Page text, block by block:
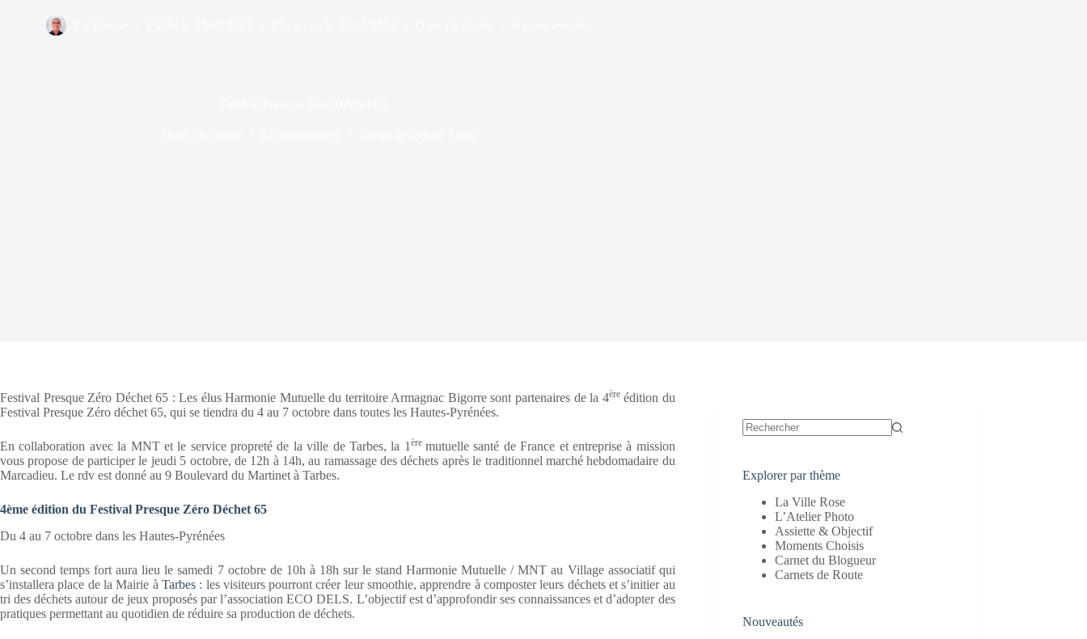
Festival Presque Zéro Déchet 65 : Les élus Harmonie Mutuelle du territoire Armagnac Bigorre sont partenaires de la 4èreédition du
Festival Presque Zéro déchet 65, qui se tiendra du 4 au 7 octobre dans toutes les Hautes-Pyrénées.
En collaboration avec la MNT et le service propreté de la ville de Tarbes, la 1 èremutuelle santé de France et entreprise à mission
vous propose de participer le jeudi 5 octobre, de 12h à 14h, au ramassage des déchets après le traditionnel marché hebdomadaire du
Marcadieu. Le rdv est donné au 9 Boulevard du Martinet à Tarbes.
4ème édition du Festival Presque Zéro Déchet 65
Du 4 au 7 octobre dans les Hautes-Pyrénées
Un second temps fort aura lieu le samedi 7 octobre de 10h à 18h sur le stand Harmonie Mutuelle / MNT au Village associatif qui
s’installera place de la Mairie à Tarbes: les visiteurs pourront créer leur smoothie, apprendre à composter leurs déchets et s’initier au
tri des déchets autour de jeux proposés par l’association ECO DELS. L’objectif est d’approfondir ses connaissances et d’adopter des
pratiques permettant au quotidien de réduire sa production de déchets.
Explorer par thème
La Ville Rose
L’Atelier Photo
Assiette & Objectif
Moments Choisis
Carnet du Blogueur
Carnets de Route
Nouveautés